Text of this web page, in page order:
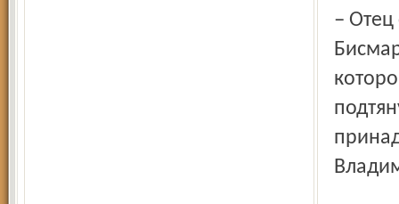
– Отец сказал: «Встань за угол и жди. Сейчас пойдет мимо